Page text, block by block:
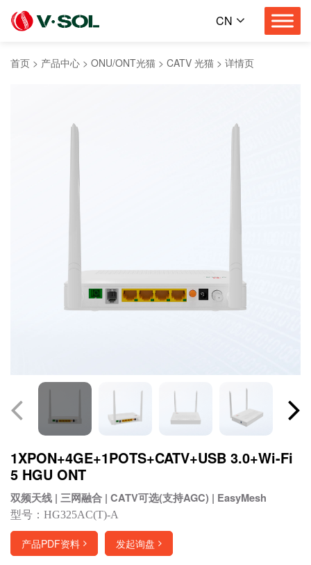
CN
首页 > 产品中心 > ONU/ONT光猫 > CATV 光猫 > 详情页
1XPON+4GE+1POTS+CATV+USB 3.0+Wi-Fi
5 HGU ONT
双频天线 | 三网融合 | CATV可选(支持AGC) | EasyMesh
型号：HG325AC(T)-A
产品PDF资料 发起询盘